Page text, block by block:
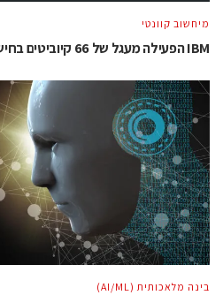
מיחשוב קוונטי
IBM הפעילה מעגל של 66 קיוביטים בחישוב חומר למעטפת כור היתוך
בינה מלאכותית (AI/ML)